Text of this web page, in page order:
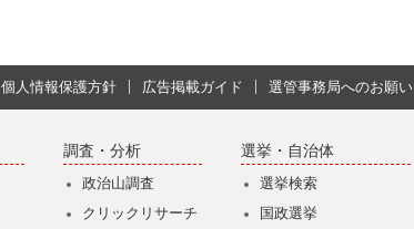
個人情報保護方針 広告掲載ガイド 選管事務局へのお願い
調査・分析
政治山調査
クリックリサーチ
選挙・自治体
選挙検索
国政選挙